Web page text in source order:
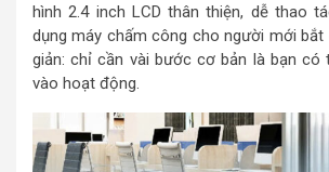
hình 2.4 inch LCD thân thiện, dễ thao
dụng máy chấm công cho người mới
giản: chỉ cần vài bước cơ bản là bạn có
vào hoạt động.